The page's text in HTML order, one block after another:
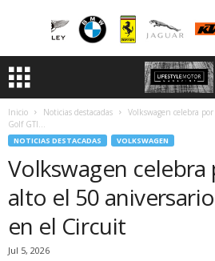
Inicio Noticias destacadas
Volkswagen celebra
Golf GTI...
NOTICIAS DESTACADAS VOLKSWAGEN
Volkswagen
alto el 50
en el Circuit
Jul 5, 2026